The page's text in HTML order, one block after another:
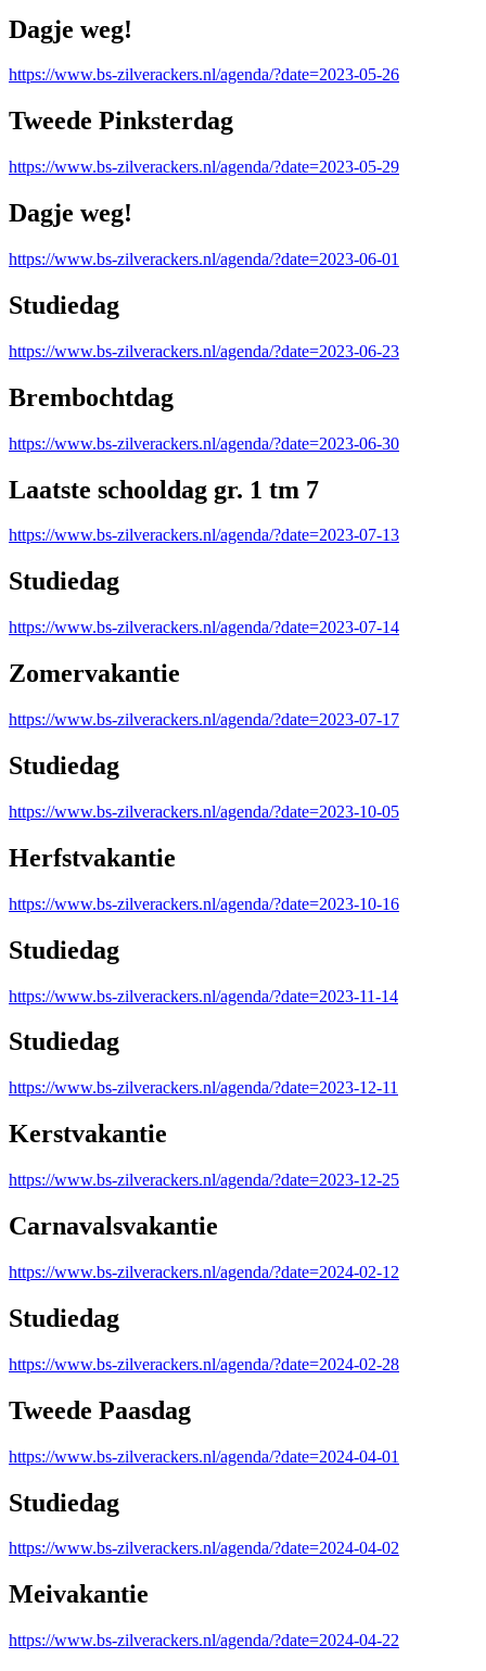
Dagje weg!
https://www.bs-zilverackers.nl/agenda/?date=2023-05-26
Tweede Pinksterdag
https://www.bs-zilverackers.nl/agenda/?date=2023-05-29
Dagje weg!
https://www.bs-zilverackers.nl/agenda/?date=2023-06-01
Studiedag
https://www.bs-zilverackers.nl/agenda/?date=2023-06-23
Brembochtdag
https://www.bs-zilverackers.nl/agenda/?date=2023-06-30
Laatste schooldag gr. 1 tm 7
https://www.bs-zilverackers.nl/agenda/?date=2023-07-13
Studiedag
https://www.bs-zilverackers.nl/agenda/?date=2023-07-14
Zomervakantie
https://www.bs-zilverackers.nl/agenda/?date=2023-07-17
Studiedag
https://www.bs-zilverackers.nl/agenda/?date=2023-10-05
Herfstvakantie
https://www.bs-zilverackers.nl/agenda/?date=2023-10-16
Studiedag
https://www.bs-zilverackers.nl/agenda/?date=2023-11-14
Studiedag
https://www.bs-zilverackers.nl/agenda/?date=2023-12-11
Kerstvakantie
https://www.bs-zilverackers.nl/agenda/?date=2023-12-25
Carnavalsvakantie
https://www.bs-zilverackers.nl/agenda/?date=2024-02-12
Studiedag
https://www.bs-zilverackers.nl/agenda/?date=2024-02-28
Tweede Paasdag
https://www.bs-zilverackers.nl/agenda/?date=2024-04-01
Studiedag
https://www.bs-zilverackers.nl/agenda/?date=2024-04-02
Meivakantie
https://www.bs-zilverackers.nl/agenda/?date=2024-04-22